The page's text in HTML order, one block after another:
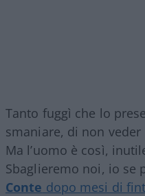
Tanto fuggì che lo
smaniare, di non veder
Ma l’uomo è così,
Sbaglieremo noi, io se
Conte dopo mesi di